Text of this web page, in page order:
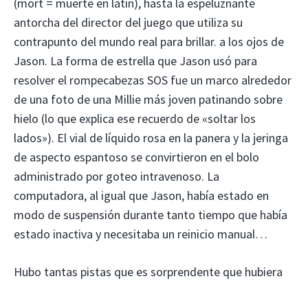
antorcha del director del juego que utiliza su
contrapunto del mundo real para brillar. a los ojos de
Jason. La forma de estrella que Jason usó para
resolver el rompecabezas SOS fue un marco alrededor
de una foto de una Millie más joven patinando sobre
hielo (lo que explica ese recuerdo de «soltar los
lados»). El vial de líquido rosa en la panera y la jeringa
de aspecto espantoso se convirtieron en el bolo
administrado por goteo intravenoso. La
computadora, al igual que Jason, había estado en
modo de suspensión durante tanto tiempo que había
estado inactiva y necesitaba un reinicio manual…
Hubo tantas pistas que es sorprendente que hubiera